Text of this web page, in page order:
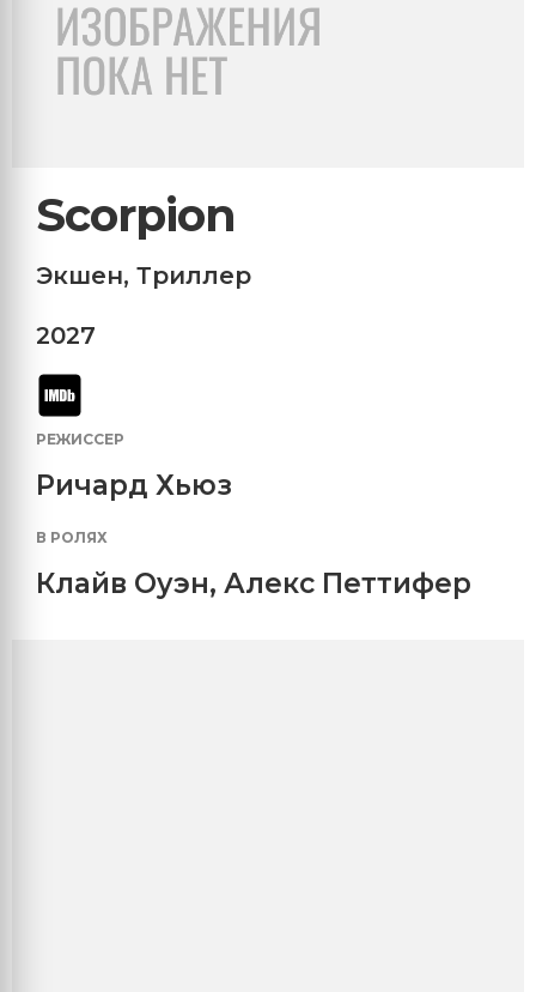
Scorpion
Экшен, Триллер
2027
РЕЖИССЕР
Ричард Хьюз
В РОЛЯХ
Клайв Оуэн, Алекс Петтифер